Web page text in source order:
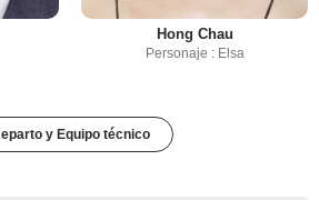
Hong Chau
Personaje : Elsa
y Equipo técnico